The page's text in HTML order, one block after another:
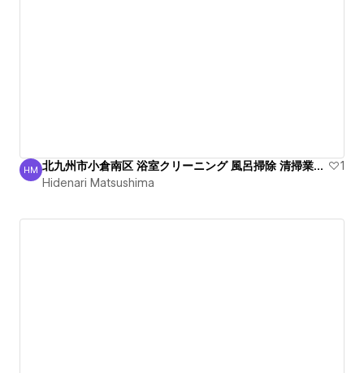
Hidenari Matsushima
HM 北九州市小倉南区 浴室クリーニング 風呂掃除 清掃業者 綺麗
1
Hidenari Matsushima